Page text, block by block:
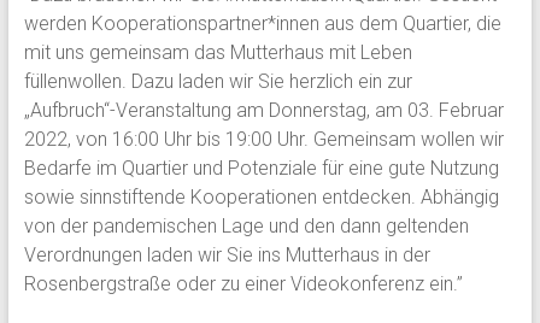
werden Kooperationspartner*innen aus dem Quartier, die
mit uns gemeinsam das Mutterhaus mit Leben
füllenwollen. Dazu laden wir Sie herzlich ein zur
„Aufbruch“-Veranstaltung am Donnerstag, am 03. Februar
2022, von 16:00 Uhr bis 19:00 Uhr. Gemeinsam wollen wir
Bedarfe im Quartier und Potenziale für eine gute Nutzung
sowie sinnstiftende Kooperationen entdecken. Abhängig
von der pandemischen Lage und den dann geltenden
Verordnungen laden wir Sie ins Mutterhaus in der
Rosenbergstraße oder zu einer Videokonferenz ein.”